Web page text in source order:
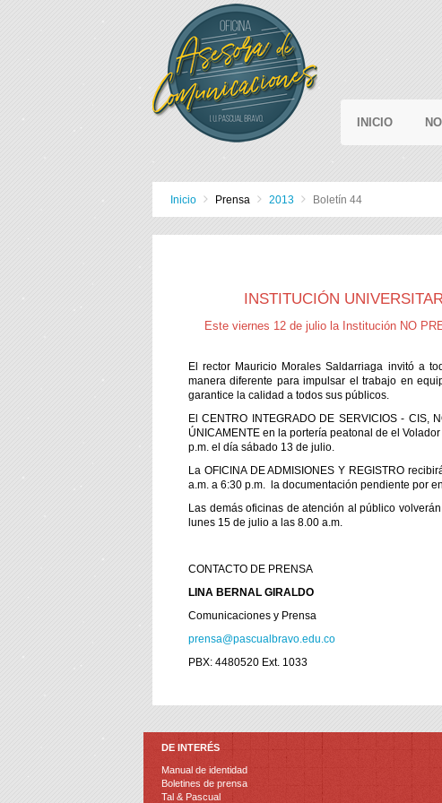
INICIO
Inicio Prensa 2013 Boletín 44
INSTITUCIÓN
Este viernes 12 de julio la Institución NO
El rector Mauricio Morales Saldarriaga invitó a
manera diferente para impulsar el trabajo en
garantice la calidad a todos sus públicos.
El CENTRO INTEGRADO DE SERVICIOS -
ÚNICAMENTE en la portería peatonal de el
p.m. el día sábado 13 de julio.
La OFICINA DE ADMISIONES Y REGISTRO
a.m. a 6:30 p.m. la documentación pendiente por
Las demás oficinas de atención al público
lunes 15 de julio a las 8.00 a.m.
CONTACTO DE PRENSA
LINA BERNAL GIRALDO
Comunicaciones y Prensa
prensa@pascualbravo.edu.co
PBX: 4480520 Ext. 1033
DE INTERÉS
Manual de identidad
Boletines de prensa
Tal & Pascual